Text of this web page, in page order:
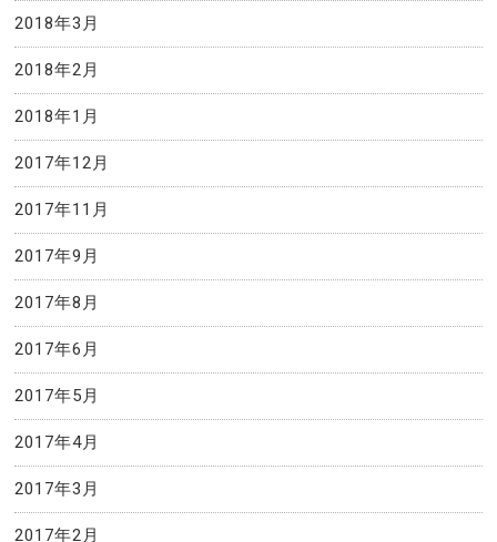
2018年3月
2018年2月
2018年1月
2017年12月
2017年11月
2017年9月
2017年8月
2017年6月
2017年5月
2017年4月
2017年3月
2017年2月